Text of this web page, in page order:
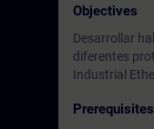
Objectives
Desarrollar
diferentes
Industrial
Prerequisites